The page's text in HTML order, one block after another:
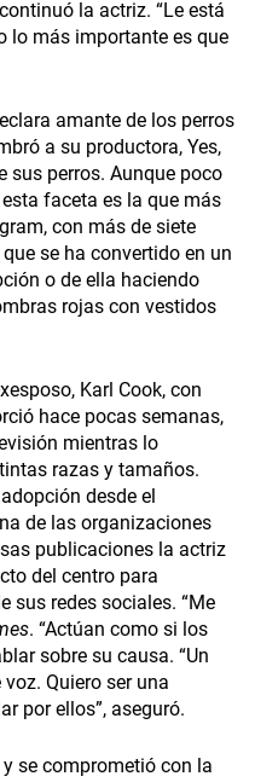
la actriz. “Le está
lo más importante es que
amante de los perros
a su productora, Yes,
sus perros. Aunque poco
faceta es la que más
con más de siete
que se ha convertido en un
o de ella haciendo
rojas con vestidos
Karl Cook, con
hace pocas semanas,
mientras lo
razas y tamaños.
desde el
de las organizaciones
publicaciones la actriz
del centro para
sus redes sociales. “Me
. “Actúan como si los
sobre su causa. “Un
Quiero ser una
por ellos”, aseguró.